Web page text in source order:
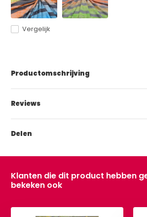
Vergelijk
Productomschrijving
Reviews
Delen
Klanten die dit product hebben
bekeken ook